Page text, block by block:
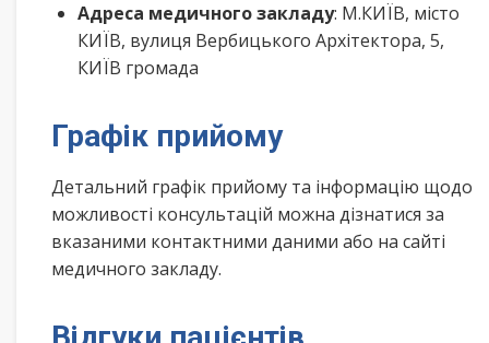
Адреса медичного закладу: М.КИЇВ, місто
КИЇВ, вулиця Вербицького Архітектора, 5,
КИЇВ громада
Графік прийому
Детальний графік прийому та інформацію щодо
можливості консультацій можна дізнатися за
вказаними контактними даними або на сайті
медичного закладу.